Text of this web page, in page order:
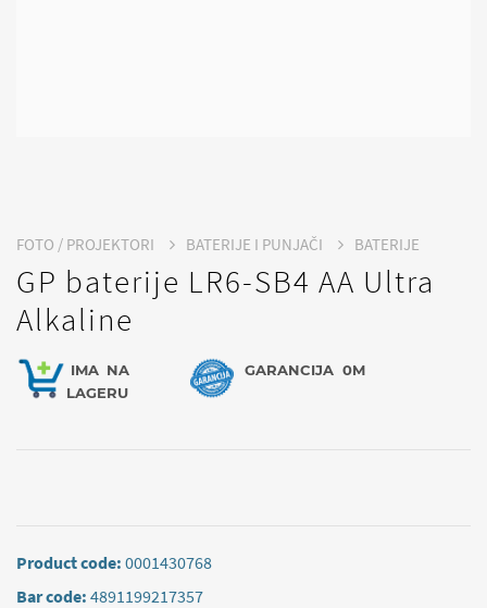
FOTO / PROJEKTORI BATERIJE I PUNJAČI BATERIJE
GP baterije LR6-SB4 AA Ultra
Alkaline
IMA NA
LAGERU
GARANCIJA 0M
Product code: 0001430768
Bar code: 4891199217357